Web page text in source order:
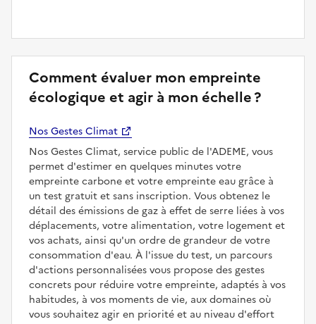
Comment évaluer mon empreinte
écologique et agir à mon échelle ?
Nos Gestes Climat
Nos Gestes Climat, service public de l'ADEME, vous
permet d'estimer en quelques minutes votre
empreinte carbone et votre empreinte eau grâce à
un test gratuit et sans inscription. Vous obtenez le
détail des émissions de gaz à effet de serre liées à vos
déplacements, votre alimentation, votre logement et
vos achats, ainsi qu'un ordre de grandeur de votre
consommation d'eau. À l'issue du test, un parcours
d'actions personnalisées vous propose des gestes
concrets pour réduire votre empreinte, adaptés à vos
habitudes, à vos moments de vie, aux domaines où
vous souhaitez agir en priorité et au niveau d'effort